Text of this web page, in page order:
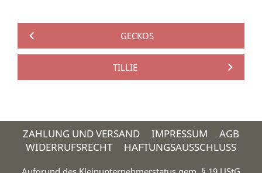
GECKOS
TILLIE
ZAHLUNG UND VERSAND IMPRESSUM
AGB
WIDERRUFSRECHT
HAFTUNGSAUSSCHLUSS